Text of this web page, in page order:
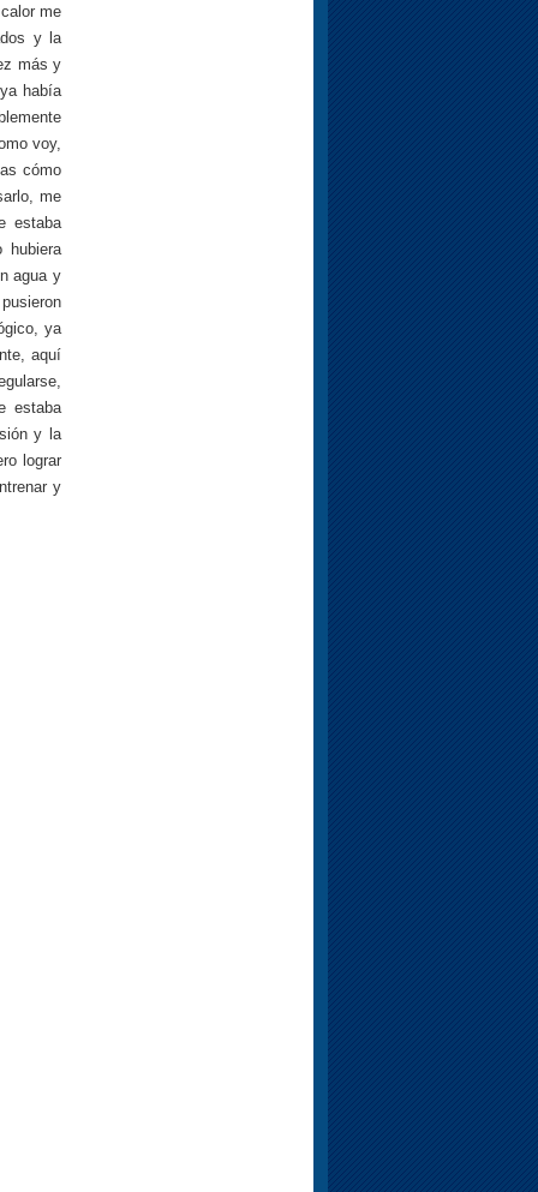
me
y la
más y
había
voy,
cómo
me
estaba
hubiera
agua y
ya
aquí
estaba
y la
lograr
y